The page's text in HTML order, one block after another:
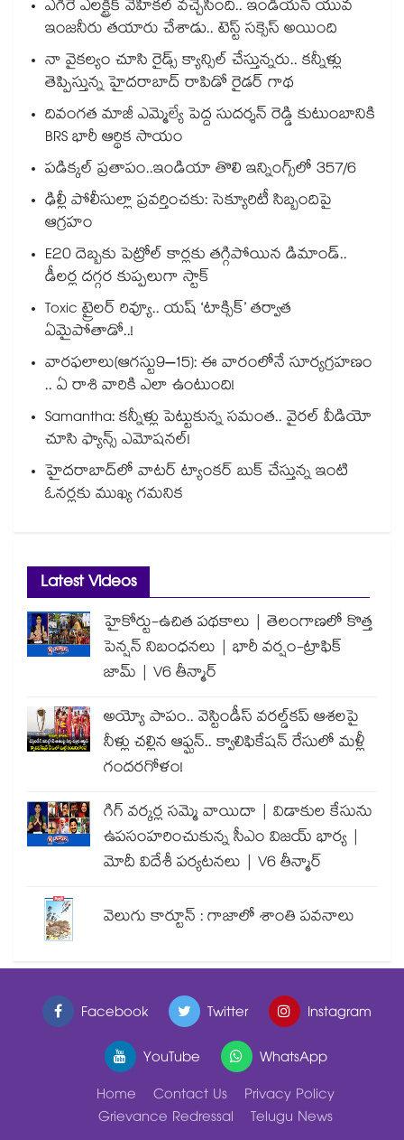
ఎగిరే ఎలక్ట్రిక్ వెహికల్ వచ్చేసింది.. ఇండియన్ యువ
ఇంజనీరు తయారు చేశాడు.. టెస్ట్ సక్సెస్ అయింది
నా వైకల్యం చూసి రైడ్స్ క్యాన్సిల్ చేస్తున్నరు.. కన్నీళ్లు
తెప్పిస్తున్న హైదరాబాద్ రాపిడో రైడర్ గాథ
దివంగత మాజీ ఎమ్మెల్యే పెద్ద సుదర్శన్ రెడ్డి కుటుంబానికి
BRS భారీ ఆర్థిక సాయం
పడిక్కల్‌‌ ప్రతాపం..ఇండియా తొలి ఇన్నింగ్స్‌‌లో 357/6
ఢిల్లీ పోలీసుల్లా ప్రవర్తించకు: సెక్యూరిటీ సిబ్బందిపై
ఆగ్రహం
E20 దెబ్బకు పెట్రోల్ కార్లకు తగ్గిపోయిన డిమాండ్..
డీలర్ల దగ్గర కుప్పలుగా స్టాక్
Toxic ట్రైలర్ రివ్యూ.. యష్ ‘టాక్సిక్’ తర్వాత
ఏమైపోతాడో..!
వారఫలాలు(ఆగస్టు9–15): ఈ వారంలోనే సూర్యగ్రహణం
.. ఏ రాశి వారికి ఎలా ఉంటుంది!
Samantha: కన్నీళ్లు పెట్టుకున్న సమంత.. వైరల్ వీడియో
చూసి ఫ్యాన్స్ ఎమోషనల్!
హైదరాబాద్⁪లో వాటర్ ట్యాంకర్ బుక్ చేస్తున్న ఇంటి
ఓనర్లకు ముఖ్య గమనిక
Latest Videos
హైకోర్టు-ఉచిత పథకాలు | తెలంగాణలో కొత్త
పెన్షన్ నిబంధనలు | భారీ వర్షం-ట్రాఫిక్
జామ్ | V6 తీన్మార్
అయ్యో పాపం.. వెస్టిండీస్ వరల్డ్‌కప్ ఆశలపై
నీళ్లు చల్లిన ఆఫ్ఘన్.. క్వాలిఫికేషన్ రేసులో మళ్లీ
గందరగోళం!
గిగ్ వర్కర్ల సమ్మె వాయిదా | విడాకుల కేసును
ఉపసంహరించుకున్న సీఎం విజయ్ భార్య |
మోదీ విదేశీ పర్యటనలు | V6 తీన్మార్
వెలుగు కార్టూన్ : గాజాలో శాంతి పవనాలు
Facebook Twitter
Instagram
YouTube
WhatsApp
Home
Contact Us
Privacy Policy
Grievance Redressal
Telugu News